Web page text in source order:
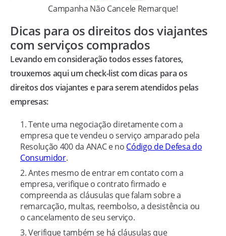
Campanha Não Cancele Remarque!
Dicas para os direitos dos viajantes
com serviços comprados
Levando em consideração todos esses fatores,
trouxemos aqui um check-list com dicas para os
direitos dos viajantes e para serem atendidos pelas
empresas:
Tente uma negociação diretamente com a
empresa que te vendeu o serviço amparado pela
Resolução 400 da ANAC e no Código de Defesa do
Consumidor.
Antes mesmo de entrar em contato com a
empresa, verifique o contrato firmado e
compreenda as cláusulas que falam sobre a
remarcação, multas, reembolso, a desistência ou
o cancelamento de seu serviço.
Verifique também se há cláusulas que